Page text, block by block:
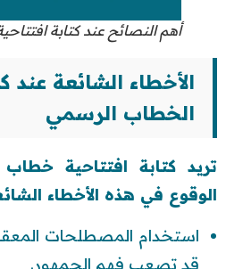
أهم النصائح عند كتابة
الأخطاء الشائعة عند
الخطاب الرسمي
تريد كتابة افتتاحية
الوقوع في هذه الأخطاء
استخدام المصطلحات
قد تصعب فهم الجمهور.